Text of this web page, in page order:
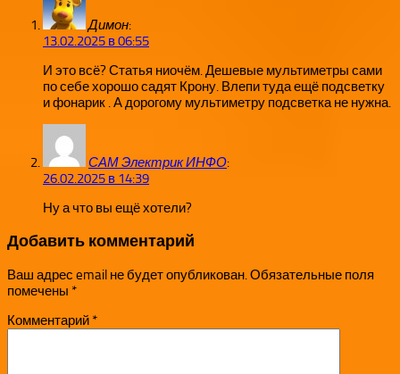
Димон:
13.02.2025 в 06:55
И это всё? Статья ниочём. Дешевые мультиметры сами
по себе хорошо садят Крону. Влепи туда ещё подсветку
и фонарик . А дорогому мультиметру подсветка не нужна.
САМ Электрик ИНФО:
26.02.2025 в 14:39
Ну а что вы ещё хотели?
Добавить комментарий
Ваш адрес email не будет опубликован.Обязательные поля
помечены *
Комментарий *